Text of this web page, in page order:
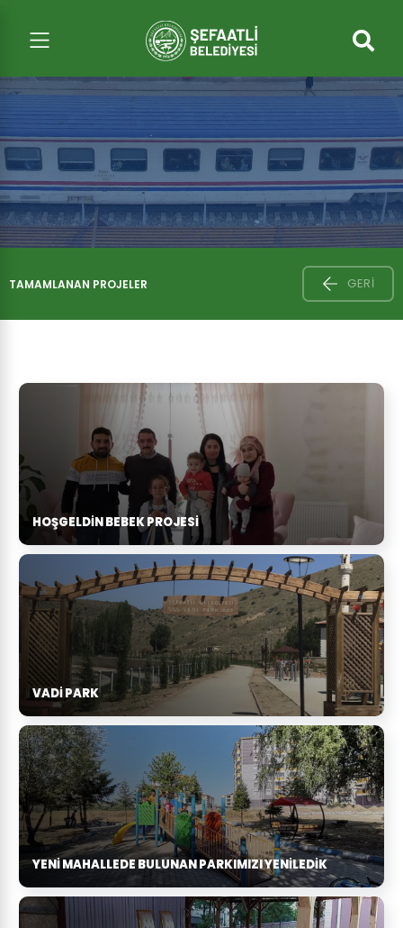
TAMAMLANAN PROJELER GERI
HOŞGELDIN BEBEK PROJESI
VADI PARK
YENI MAHALLEDE BULUNAN PARKIMIZI YENILEDIK